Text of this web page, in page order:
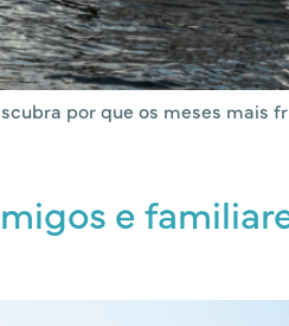
por que os meses mais
e